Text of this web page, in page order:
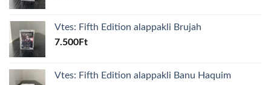
Vtes: Fifth Edition alappakli Brujah
7.500Ft
Vtes: Fifth Edition alappakli Banu Haquim